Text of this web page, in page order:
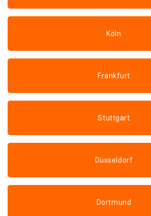
Köln
Frankfurt
Stuttgart
Düsseldorf
Dortmund